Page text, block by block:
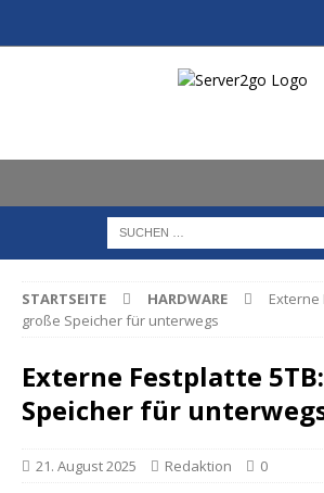
STARTSEITE HARDWARE
Externe
große Speicher für unterwegs
Externe Festplatte
Speicher für
21. August 2025 Redaktion 0